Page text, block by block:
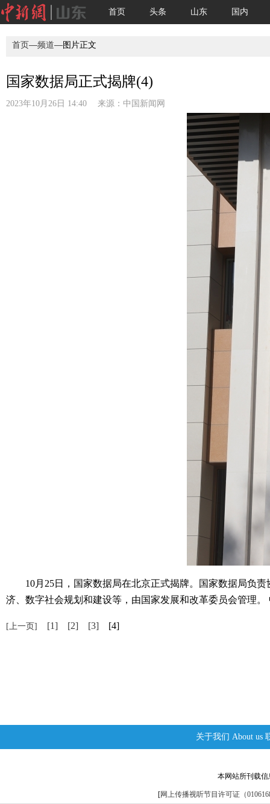
首页 头条 山东 国内
首页—频道—图片正文
国家数据局正式揭牌(4)
2023年10月26日 14:40 来源： 中国新闻网
10月25日，国家数据局在北京正式揭牌。国家数据局负责
济、数字社会规划和建设等，由国家发展和改革委员会管理。
[上一页] [1] [2] [3] [4]
关于我们 About us
本网站所刊载
[网上传播视听节目许可证（